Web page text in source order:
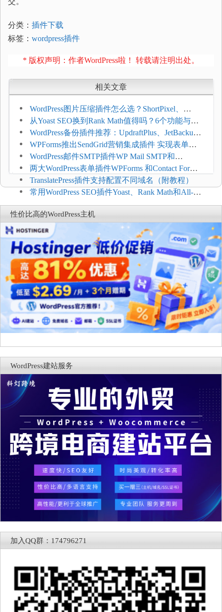
分类： 插件下载
标签： wordpress插件
* 版权声明：作者WordPress啦！ 转载请注明出处。
相关文章
WordPress图片压缩插件怎么选？ShortPixel、
Imagify、Smush和EWWW全面对比
从Yoast SEO换到Rank Math值得吗？6个功能与切
换前检查清单
WordPress备份插件推荐：UpdraftPlus、JetBackup
和主机自动备份等方案
WPForms推出SendGrid营销集成插件 实现表单联
系人自动同步
WordPress邮件SMTP插件WP Mail SMTP和
FluentSMT对比评测
两大WordPress表单插件WPForms 和Contact Form 7
哪个好
TranslatePress插件支持配置不同域名（附教程）
常用WordPress SEO插件Yoast、Rank Math和All-in-
One SEO对比分析
性价比高的WordPress主机
WordPress建站服务
加入QQ群：174796271